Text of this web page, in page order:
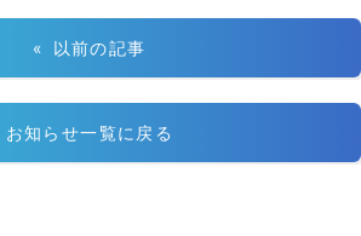
« 以前の記事
お知らせ一覧に戻る